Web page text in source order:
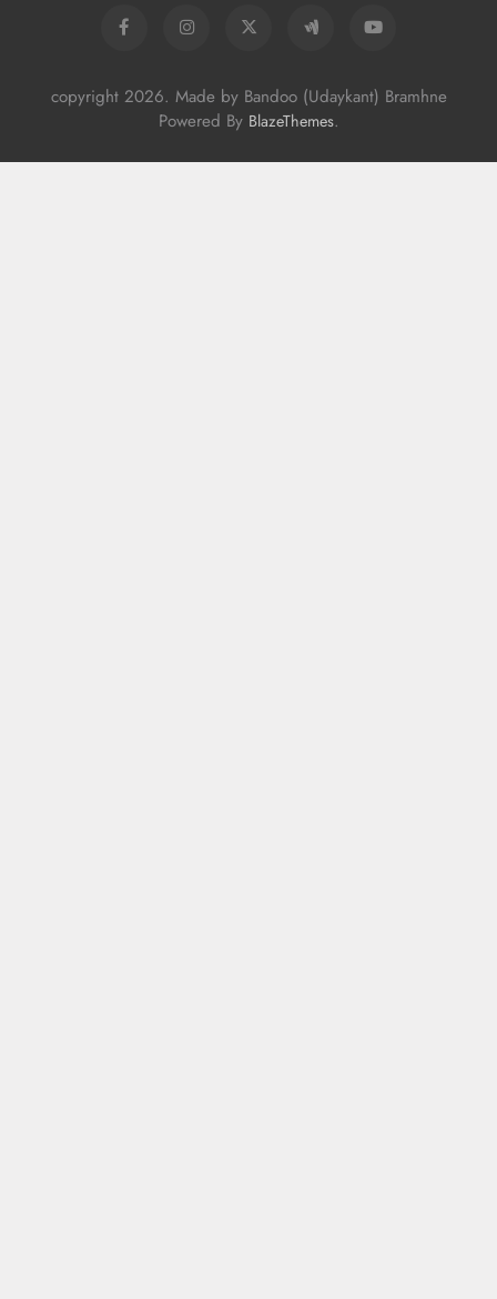
copyright 2026. Made by Bandoo (Udaykant) Bramhne
Powered By BlazeThemes.